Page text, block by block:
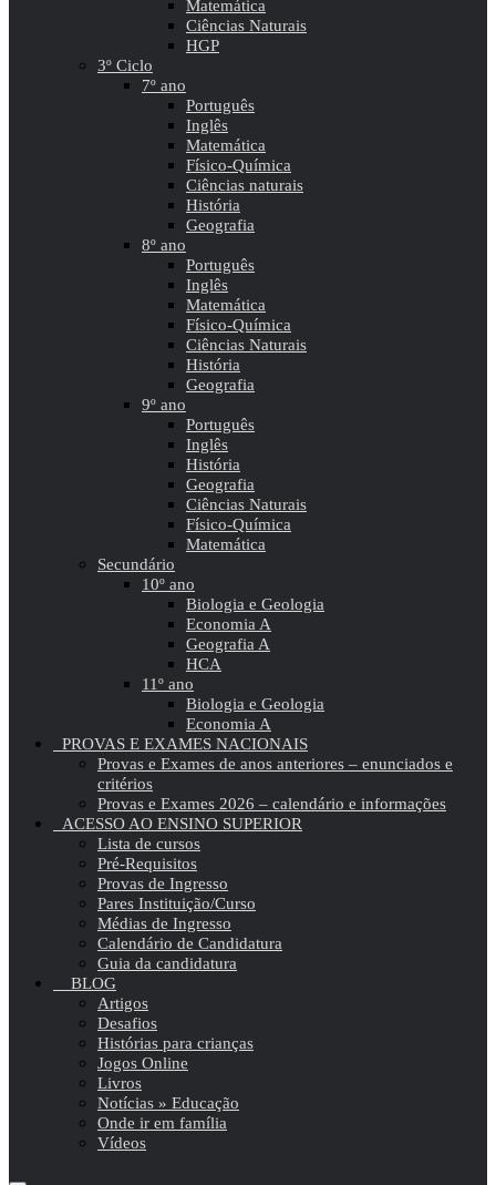
Matemática
Ciências Naturais
HGP
3º Ciclo
7º ano
Português
Inglês
Matemática
Físico-Química
Ciências naturais
História
Geografia
8º ano
Português
Inglês
Matemática
Físico-Química
Ciências Naturais
História
Geografia
9º ano
Português
Inglês
História
Geografia
Ciências Naturais
Físico-Química
Matemática
Secundário
10º ano
Biologia e Geologia
Economia A
Geografia A
HCA
11º ano
Biologia e Geologia
Economia A
PROVAS E EXAMES NACIONAIS
Provas e Exames de anos anteriores – enunciados e
critérios
Provas e Exames 2026 – calendário e informações
ACESSO AO ENSINO SUPERIOR
Lista de cursos
Pré-Requisitos
Provas de Ingresso
Pares Instituição/Curso
Médias de Ingresso
Calendário de Candidatura
Guia da candidatura
BLOG
Artigos
Desafios
Histórias para crianças
Jogos Online
Livros
Notícias » Educação
Onde ir em família
Vídeos